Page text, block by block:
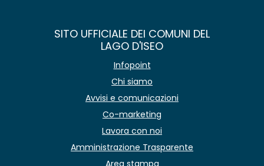
SITO UFFICIALE DEI COMUNI DEL
LAGO D'ISEO
Infopoint
Chi siamo
Avvisi e comunicazioni
Co-marketing
Lavora con noi
Amministrazione Trasparente